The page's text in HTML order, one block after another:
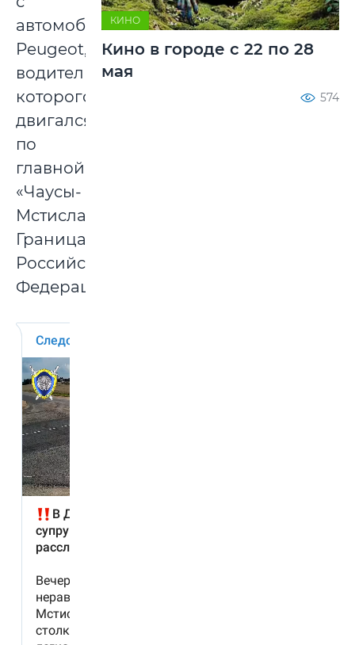
автомобилем
Peugeot,
водитель
которого
двигался
по
главной
«Чаусы-
Мстиславль-
Граница
Российской
Федерации».
КИНО
Кино в городе с 22 по 28
мая
574